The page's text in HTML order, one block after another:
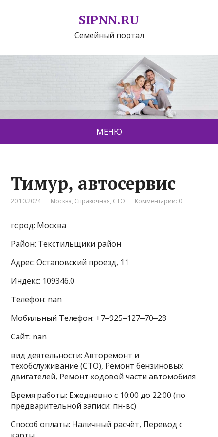
SIPNN.RU
Семейный портал
МЕНЮ
Тимур, автосервис
20.10.2024 Москва, Справочная, СТО Комментарии: 0
город: Москва
Район: Текстильщики район
Адрес: Остаповский проезд, 11
Индекс: 109346.0
Телефон: nan
Мобильный Телефон: +7‒925‒127‒70‒28
Сайт: nan
вид деятельности: Авторемонт и
техобслуживание (СТО), Ремонт бензиновых
двигателей, Ремонт ходовой части автомобиля
Время работы: Ежедневно с 10:00 до 22:00 (по
предварительной записи: пн-вс)
Способ оплаты: Наличный расчёт, Перевод с